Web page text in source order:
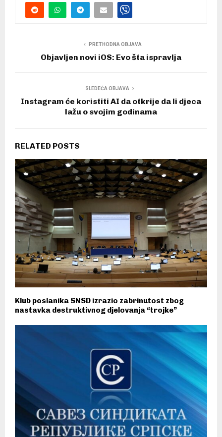
PRETHODNA OBJAVA
Objavljen novi iOS: Evo šta ispravlja
SLEDEĆA OBJAVA
Instagram će koristiti AI da otkrije da li djeca
lažu o svojim godinama
RELATED POSTS
Klub poslanika SNSD izrazio zabrinutost zbog
nastavka destruktivnog djelovanja “trojke”